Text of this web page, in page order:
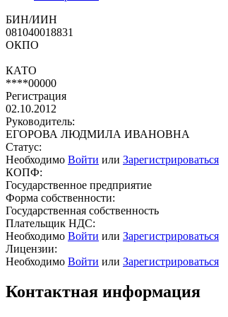
БИН/ИИН
081040018831
ОКПО
КАТО
****00000
Регистрация
02.10.2012
Руководитель:
ЕГОРОВА ЛЮДМИЛА ИВАНОВНА
Статус:
Необходимо Войти или Зарегистрироваться
КОПФ:
Государственное предприятие
Форма собственности:
Государственная собственность
Плательщик НДС:
Необходимо Войти или Зарегистрироваться
Лицензии:
Необходимо Войти или Зарегистрироваться
Контактная информация